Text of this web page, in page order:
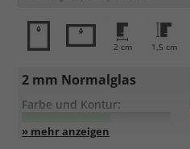
2 cm 1,5 cm
2 mm Normalglas
Farbe und Kontur:
Entspiegelung: